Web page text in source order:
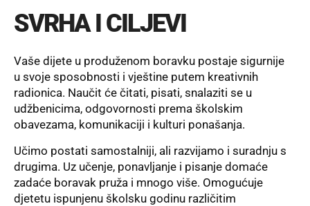
SVRHA I CILJEVI
Vaše dijete u produženom boravku postaje sigurnije
u svoje sposobnosti i vještine putem kreativnih
radionica. Naučit će čitati, pisati, snalaziti se u
udžbenicima, odgovornosti prema školskim
obavezama, komunikaciji i kulturi ponašanja.
Učimo postati samostalniji, ali razvijamo i suradnju s
drugima. Uz učenje, ponavljanje i pisanje domaće
zadaće boravak pruža i mnogo više. Omogućuje
djetetu ispunjenu školsku godinu različitim